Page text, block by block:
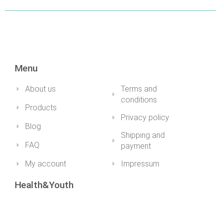
Menu
About us
Products
Blog
FAQ
My account
Terms and
conditions
Privacy policy
Shipping and
payment
Impressum
Health&Youth